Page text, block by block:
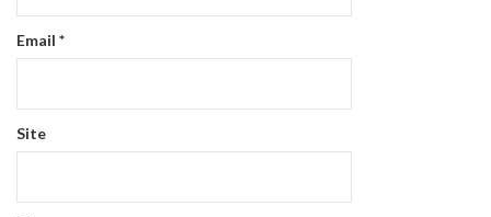
Email *
Site